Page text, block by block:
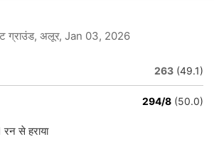
ग्राउंड, अलूर, Jan 03, 2026
263 (49.1)
294/8 (50.0)
से हराया